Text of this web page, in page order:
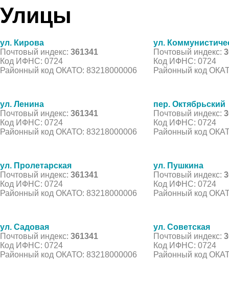
Улицы
ул. Кирова
Почтовый индекс: 361341
Код ИФНС: 0724
Районный код ОКАТО: 83218000006
ул.
Почтовый индекс:
Код ИФНС: 0724
Районный код
ул. Ленина
Почтовый индекс: 361341
Код ИФНС: 0724
Районный код ОКАТО: 83218000006
пер. Октябрьский
Почтовый индекс:
Код ИФНС: 0724
Районный код
ул. Пролетарская
Почтовый индекс: 361341
Код ИФНС: 0724
Районный код ОКАТО: 83218000006
ул. Пушкина
Почтовый индекс:
Код ИФНС: 0724
Районный код
ул. Садовая
Почтовый индекс: 361341
Код ИФНС: 0724
Районный код ОКАТО: 83218000006
ул. Советская
Почтовый индекс:
Код ИФНС: 0724
Районный код